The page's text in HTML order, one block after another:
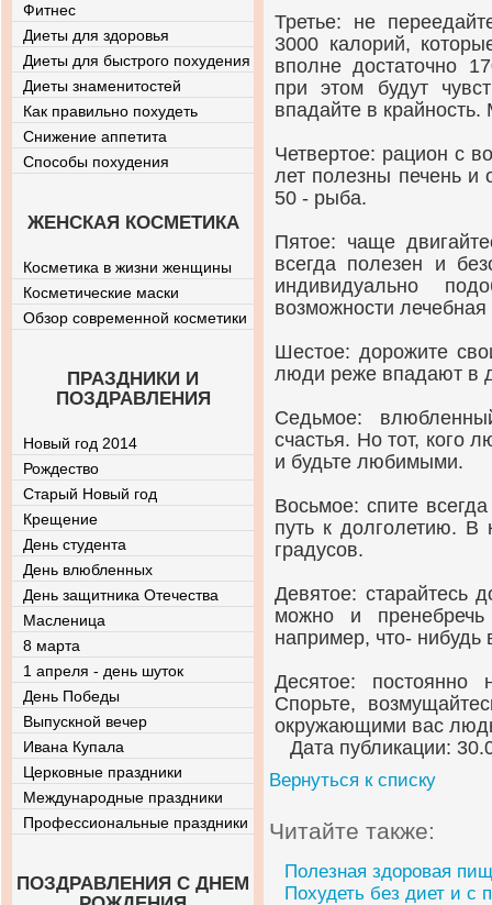
Третье: не
3000 калорий,
вполне достаточно
при этом будут
впадайте в
Четвертое: рацион с
лет полезны печень и
50 - рыба.
Пятое: чаще
всегда полезен и
индивидуально
возможности лечебная
Шестое: дорожите
люди реже впадают в
Седьмое:
счастья. Но тот, кого
и будьте любимыми.
Восьмое: спите
путь к долголетию.
градусов.
Девятое: старайтесь
можно и пренебречь
например, что- нибудь
Десятое:
Спорьте,
окружающими вас
Дата публикации:
Вернуться к списку
Читайте также:
Полезная здоровая
Похудеть без диет и с
Фитнес
Диеты для здоровья
Диеты для быстрого похудения
Диеты знаменитостей
Как правильно похудеть
Снижение аппетита
Способы похудения
ЖЕНСКАЯ КОСМЕТИКА
Косметика в жизни женщины
Косметические маски
Обзор современной косметики
ПРАЗДНИКИ И
ПОЗДРАВЛЕНИЯ
Новый год 2014
Рождество
Старый Новый год
Крещение
День студента
День влюбленных
День защитника Отечества
Масленица
8 марта
1 апреля - день шуток
День Победы
Выпускной вечер
Ивана Купала
Церковные праздники
Международные праздники
Профессиональные праздники
ПОЗДРАВЛЕНИЯ С ДНЕМ